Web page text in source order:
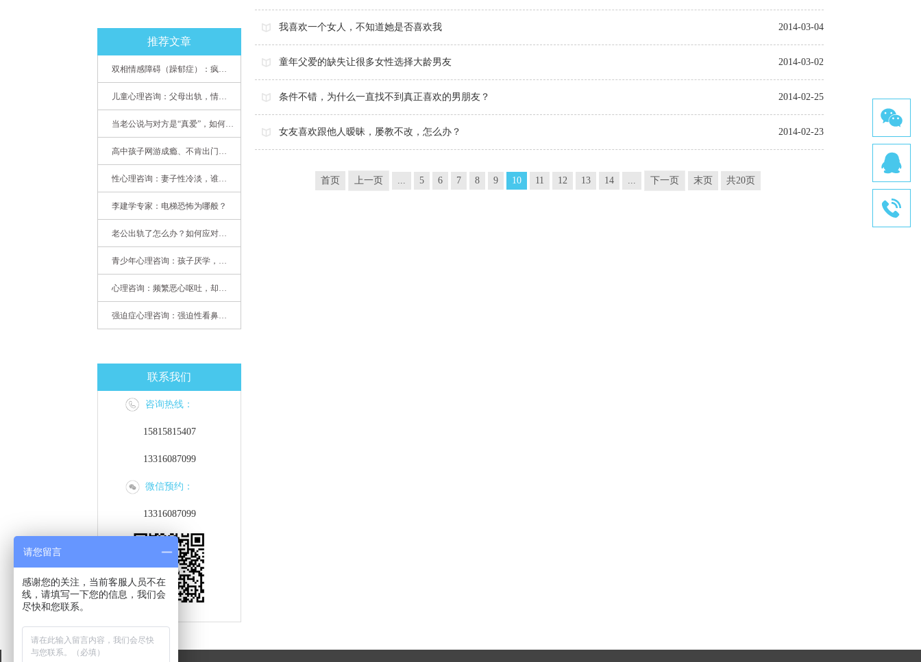
推荐文章
双相情感障碍（躁郁症）：疯子如何走向天才
儿童心理咨询：父母出轨，情感混乱孩子内心的隐秘
当老公说与对方是“真爱”，如何挽救婚姻？(始篇)
高中孩子网游成瘾、不肯出门，家长该怎么办？
性心理咨询：妻子性冷淡，谁之过
李建学专家：电梯恐怖为哪般？
老公出轨了怎么办？如何应对老公出轨？——婚姻心理专家为您支招
青少年心理咨询：孩子厌学，整天沉迷手机，网络成瘾，怎么办?
心理咨询：频繁恶心呕吐，却无身体异常
强迫症心理咨询：强迫性看鼻尖，害我无法学习
联系我们
咨询热线：
15815815407
13316087099
微信预约：
13316087099
我喜欢一个女人，不知道她是否喜欢我 2014-03-04
童年父爱的缺失让很多女性选择大龄男友 2014-03-02
条件不错，为什么一直找不到真正喜欢的男朋友？ 2014-02-25
女友喜欢跟他人暧昧，屡教不改，怎么办？ 2014-02-23
首页 上一页 ... 5 6 7 8 9 10 11 12 13 14 ... 下一页 末页 共20页
请您留言
感谢您的关注，当前客服人员不在
线，请填写一下您的信息，我们会
尽快和您联系。